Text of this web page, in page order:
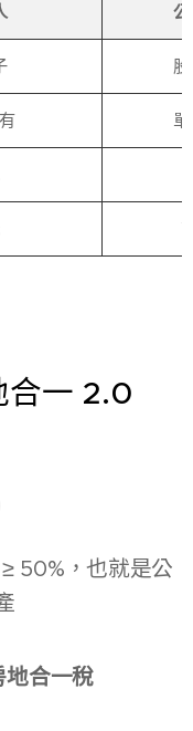
公
合一 2.0
50%，也就是公
地合一稅